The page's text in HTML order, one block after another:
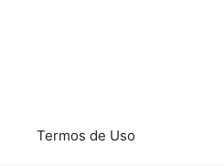
Termos de Uso